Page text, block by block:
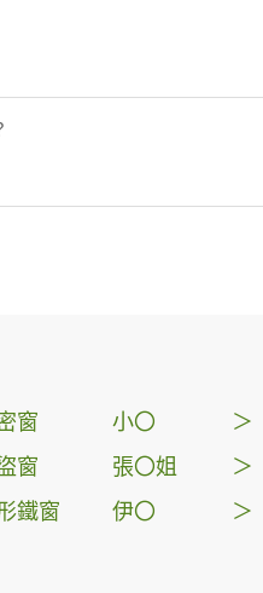
窗 小〇 ＞
窗 張〇姐 ＞
鐵窗 伊〇 ＞